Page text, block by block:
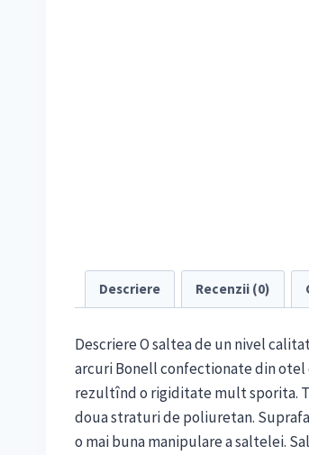
Descriere Recenzii (0)
Descriere O saltea de un nivel
arcuri Bonell confectionate din otel
rezultînd o rigiditate mult sporita.
doua straturi de poliuretan.
o mai buna manipulare a saltelei.